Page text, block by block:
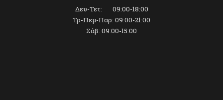
Δευ-Τετ: 09:00-18:00
Τρ-Πεμ-Παρ: 09:00-21:00
Σάβ: 09:00-15:00